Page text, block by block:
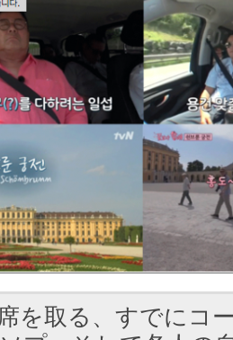
を取る、すでにコ